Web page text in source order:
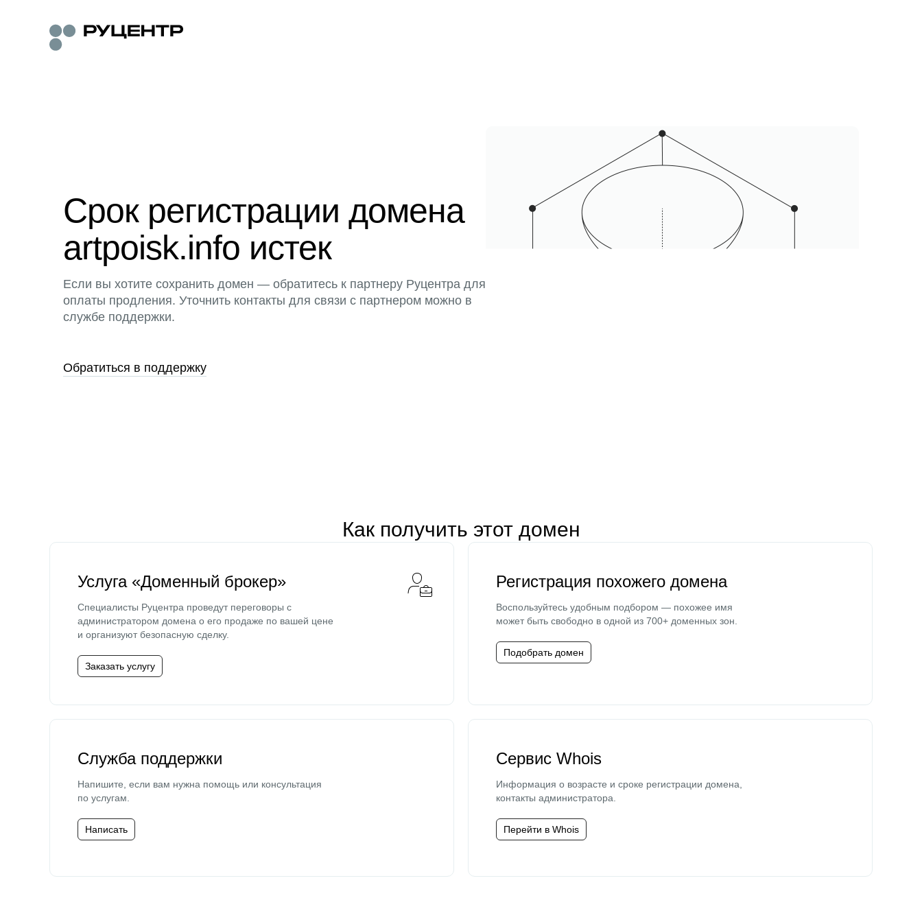
Срок регистрации домена
artpoisk.info истек
Если вы хотите сохранить домен — обратитесь к партнеру Руцентра для
оплаты продления. Уточнить контакты для связи с партнером можно в
службе поддержки.
Обратиться в поддержку
Как получить этот домен
Услуга «Доменный брокер»
Специалисты Руцентра проведут переговоры с
администратором домена о его продаже по вашей цене
и организуют безопасную сделку.
Заказать услугу
Регистрация похожего домена
Воспользуйтесь удобным подбором — похожее имя
может быть свободно в одной из 700+ доменных зон.
Подобрать домен
Служба поддержки
Напишите, если вам нужна помощь или консультация
по услугам.
Написать
Сервис Whois
Информация о возрасте и сроке регистрации домена,
контакты администратора.
Перейти в Whois